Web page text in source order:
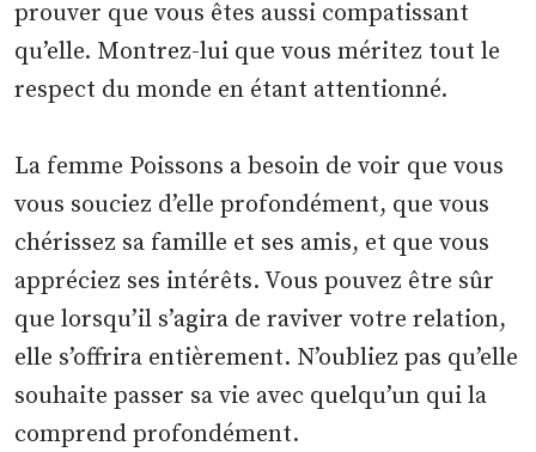
prouver que vous êtes aussi compatissant
qu’elle. Montrez-lui que vous méritez tout le
respect du monde en étant attentionné.
La femme Poissons a besoin de voir que vous
vous souciez d’elle profondément, que vous
chérissez sa famille et ses amis, et que vous
appréciez ses intérêts. Vous pouvez être sûr
que lorsqu’il s’agira de raviver votre relation,
elle s’offrira entièrement. N’oubliez pas qu’elle
souhaite passer sa vie avec quelqu’un qui la
comprend profondément.